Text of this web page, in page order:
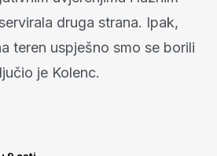
druga strana. Ipak,
teren uspješno smo se borili
je Kolenc.